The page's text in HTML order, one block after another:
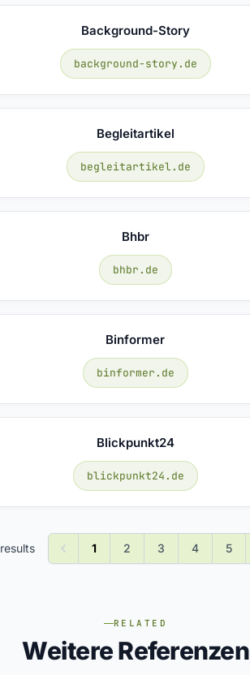
Background-Story
background-story.de
Begleitartikel
begleitartikel.de
Bhbr
bhbr.de
Binformer
binformer.de
Blickpunkt24
blickpunkt24.de
results 1 2 3 4 5
RELATED
Weitere Referenzen